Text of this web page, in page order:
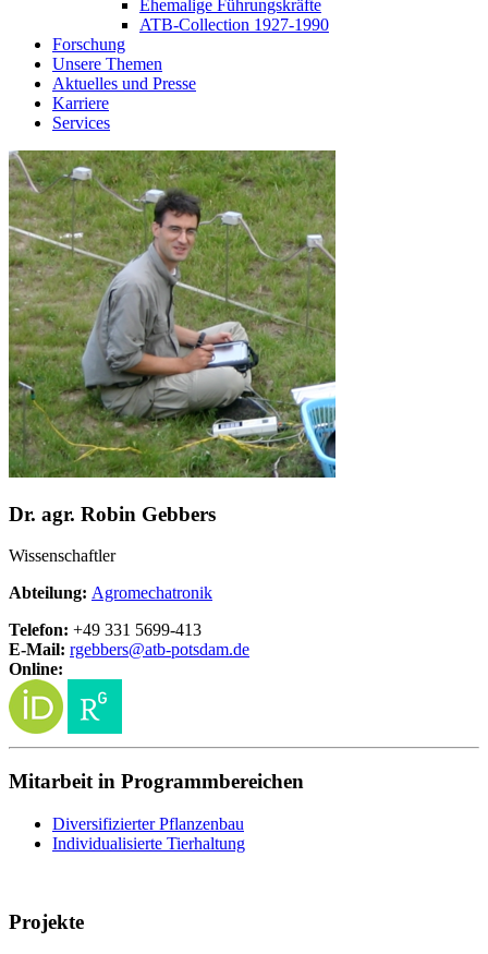
Ehemalige Führungskräfte
ATB-Collection 1927-1990
Forschung
Unsere Themen
Aktuelles und Presse
Karriere
Services
Dr. agr. Robin Gebbers
Wissenschaftler
Abteilung: Agromechatronik
Telefon: +49 331 5699-413
E-Mail: rgebbers@atb-potsdam.de
Online:
Mitarbeit in Programmbereichen
Diversifizierter Pflanzenbau
Individualisierte Tierhaltung
Projekte